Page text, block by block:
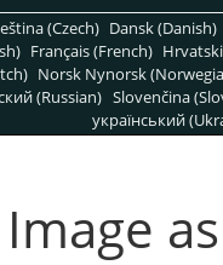
(Czech) Dansk (Danish)
Français (French)
Norsk Nynorsk
(Russian) Slovenčina
український